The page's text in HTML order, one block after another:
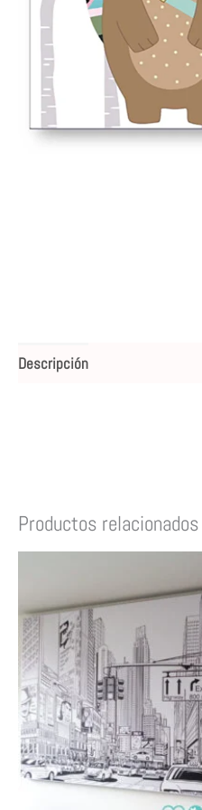
Descripción
Productos relacionados